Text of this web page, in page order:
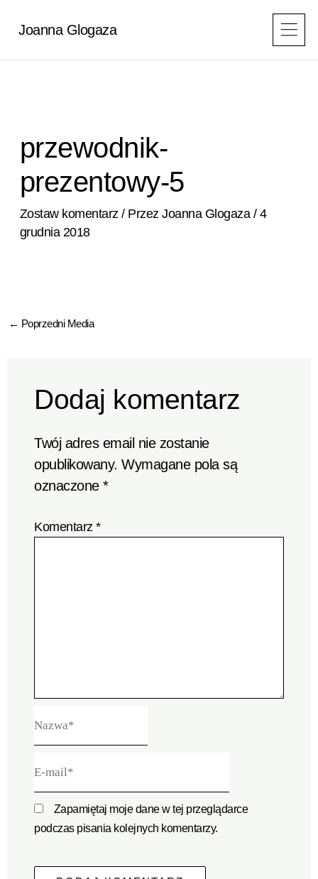
Joanna Glogaza
przewodnik-
prezentowy-5
Zostaw komentarz / PrzezJoanna Glogaza / 4
grudnia 2018
← Poprzedni Media
Dodaj komentarz
Twój adres email nie zostanie
opublikowany. Wymagane pola są
oznaczone*
Komentarz*
mail*
Zapamiętaj moje dane w tej przeglądarce
podczas pisania kolejnych komentarzy.